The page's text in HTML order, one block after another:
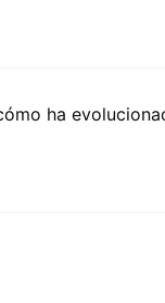
ha